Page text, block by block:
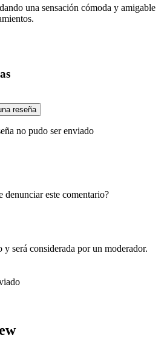
una sensación cómoda y amigable
reseña
no pudo ser enviado
denunciar este comentario?
y será considerada por un moderador.